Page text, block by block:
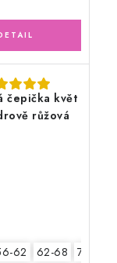
čepička květ
růžová
62 62-68 74-80